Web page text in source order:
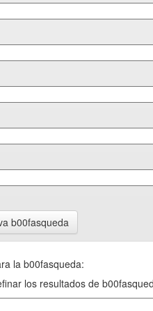
b00fasqueda
la b00fasqueda:
los resultados de